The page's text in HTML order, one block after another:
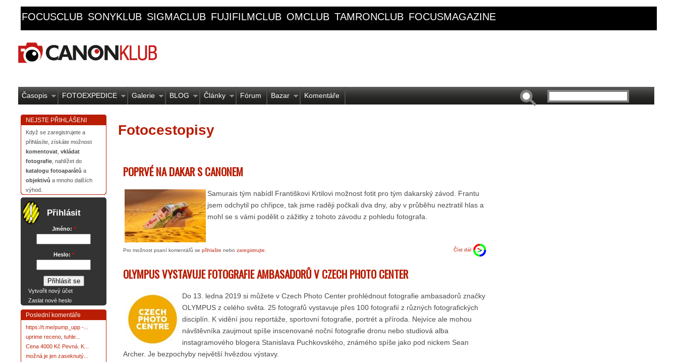
FOCUSCLUB SONYKLUB SIGMACLUB FUJIFILMCLUB OMCLUB TAMRONCLUB FOCUSMAGAZINE
Časopis FOTOEXPEDICE Galerie BLOG Články Fórum Bazar Komentáře
NEJSTE PŘIHLÁŠENI
Když se zaregistrujete a
přihlásíte, získáte možnost
komentovat vkládat
fotografie , nahlížet do
katalogu fotoaparátů a
objektivů a mnoho dalších
výhod.
Přihlásit
Jméno: *
Heslo: *
Vytvořit nový účet
Zaslat nové heslo
Poslední komentáře
https://t.me/pump_upp -...
uprime receno, tuhle...
Cena 4000 Kč Pevná. K...
možná je jen zaseknutý...
Fotocestopisy
POPRVÉ NA DAKAR S CANONEM
Samurais tým nabídl Františkovi Krtilovi možnost fotit pro tým dakarský závod. Frantu
jsem odchytil po chřipce, tak jsme raději počkali dva dny, aby v průběhu neztratil hlas a
mohl se s vámi podělit o zážitky z tohoto závodu z pohledu fotografa.
Pro možnost psaní komentářů se přihlašte nebo zaregistrujte. Číst dál
OLYMPUS VYSTAVUJE FOTOGRAFIE AMBASADORŮ V CZECH PHOTO CENTER
Do 13. ledna 2019 si můžete v Czech Photo Center prohlédnout fotografie ambasadorů značky
OLYMPUS z celého světa. 25 fotografů vystavuje přes 100 fotografií z různých fotografických
disciplín. K vidění jsou reportáže, sportovní fotografie, portrét a příroda. Nejvíce ale mohou
návštěvníka zaujmout spíše inscenované noční fotografie dronu nebo studiová alba
instagramového blogera Stanislava Puchkovského, známého spíše jako pod nickem Sean
Archer. Je bezpochyby největší hvězdou výstavy.